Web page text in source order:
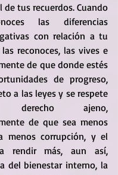
de tus recuerdos. Cuando
las diferencias
con relación a tu
reconoces, las vives e
de que donde estés
de progreso,
a las leyes y se respete
ajeno,
de que sea menos
menos corrupción, y el
rendir más, aun así,
del bienestar interno, la